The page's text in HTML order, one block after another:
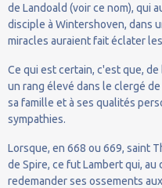
de Landoald (voir ce nom), qui
disciple à Wintershoven, dans
miracles auraient fait éclater
Ce qui est certain, c'est que,
un rang élevé dans le clergé
sa famille et à ses qualités
sympathies.
Lorsque, en 668 ou 669, saint
de Spire, ce fut Lambert qui, au
redemander ses ossements